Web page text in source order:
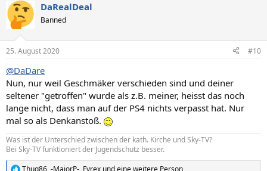
k
i
e
:
DaRealDeal
Banned
25. August 2020 #10
@DaDare
Nun, nur weil Geschmäker verschieden sind und deiner
seltener "getroffen" wurde als z.B. meiner, heisst das noch
lange nicht, dass man auf der PS4 nichts verpasst hat. Nur
mal so als Denkanstoß.
Was ist der Unterschied zwischen der kath. Kirche und Sky-TV?
Bei Sky-TV funktioniert der Jugendschutz besser.
Thug86,-MajorP-, Fyrex und eine weitere Person